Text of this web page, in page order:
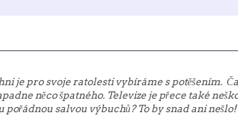
je pro svoje ratolesti vybíráme s potěšením.
něco špatného. Televize je přece také
salvou výbuchů? To by snad ani nešlo!